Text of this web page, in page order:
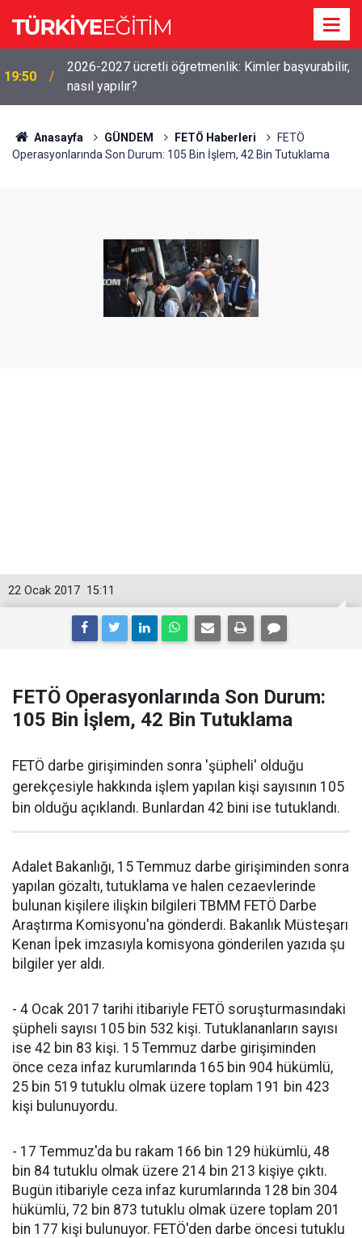
19:50
2026-2027 ücretli öğretmenlik: Kimler başvurabilir,
nasıl yapılır?
Anasayfa GÜNDEM FETÖ Haberleri
FETÖ
Operasyonlarında Son Durum: 105 Bin İşlem, 42 Bin Tutuklama
15:11
22 Ocak 2017
FETÖ Operasyonlarında Son Durum:
105 Bin İşlem, 42 Bin Tutuklama
FETÖ darbe girişiminden sonra 'şüpheli' olduğu
gerekçesiyle hakkında işlem yapılan kişi sayısının 105
bin olduğu açıklandı. Bunlardan 42 bini ise tutuklandı.
Adalet Bakanlığı, 15 Temmuz darbe girişiminden sonra
yapılan gözaltı, tutuklama ve halen cezaevlerinde
bulunan kişilere ilişkin bilgileri TBMM FETÖ Darbe
Araştırma Komisyonu'na gönderdi. Bakanlık Müsteşarı
Kenan İpek imzasıyla komisyona gönderilen yazıda şu
bilgiler yer aldı.
- 4 Ocak 2017 tarihi itibariyle FETÖ soruşturmasındaki
şüpheli sayısı 105 bin 532 kişi. Tutuklananların sayısı
ise 42 bin 83 kişi. 15 Temmuz darbe girişiminden
önce ceza infaz kurumlarında 165 bin 904 hükümlü,
25 bin 519 tutuklu olmak üzere toplam 191 bin 423
kişi bulunuyordu.
- 17 Temmuz'da bu rakam 166 bin 129 hükümlü, 48
bin 84 tutuklu olmak üzere 214 bin 213 kişiye çıktı.
Bugün itibariyle ceza infaz kurumlarında 128 bin 304
hükümlü, 72 bin 873 tutuklu olmak üzere toplam 201
bin 177 kişi bulunuyor. FETÖ'den darbe öncesi tutuklu